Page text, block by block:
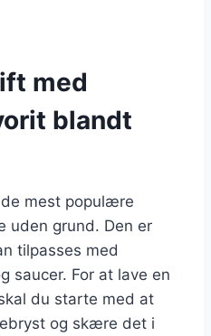
med
blandt
mest populære
uden grund. Den er
tilpasses med
saucer. For at lave en
du starte med at
og skære det i